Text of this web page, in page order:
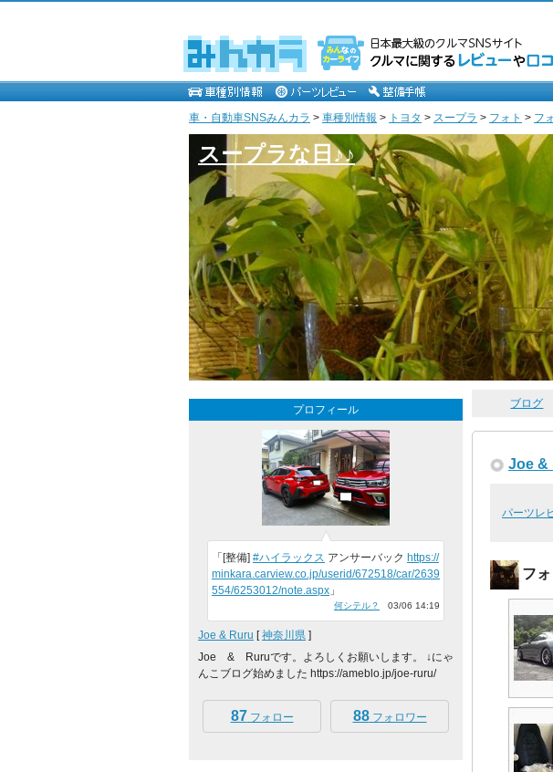
車・自動車SNSみんカラ > 車種別情報 > トヨタ > スープラ > フォト > フ
スープラな日♪♪
ブログ
Joe &
パーツレ
フ
プロフィール
「[整備] #ハイラックス アンサーバック https://
minkara.carview.co.jp/userid/672518/car/2639
554/6253012/note.aspx 」
何シテル？ 03/06 14:19
Joe & Ruru [神奈川県 ]
Joe & Ruruです。よろしくお願いします。 ↓にゃ
んこブログ始めました https://ameblo.jp/joe-ruru/
87 フォロー 88フォロワー